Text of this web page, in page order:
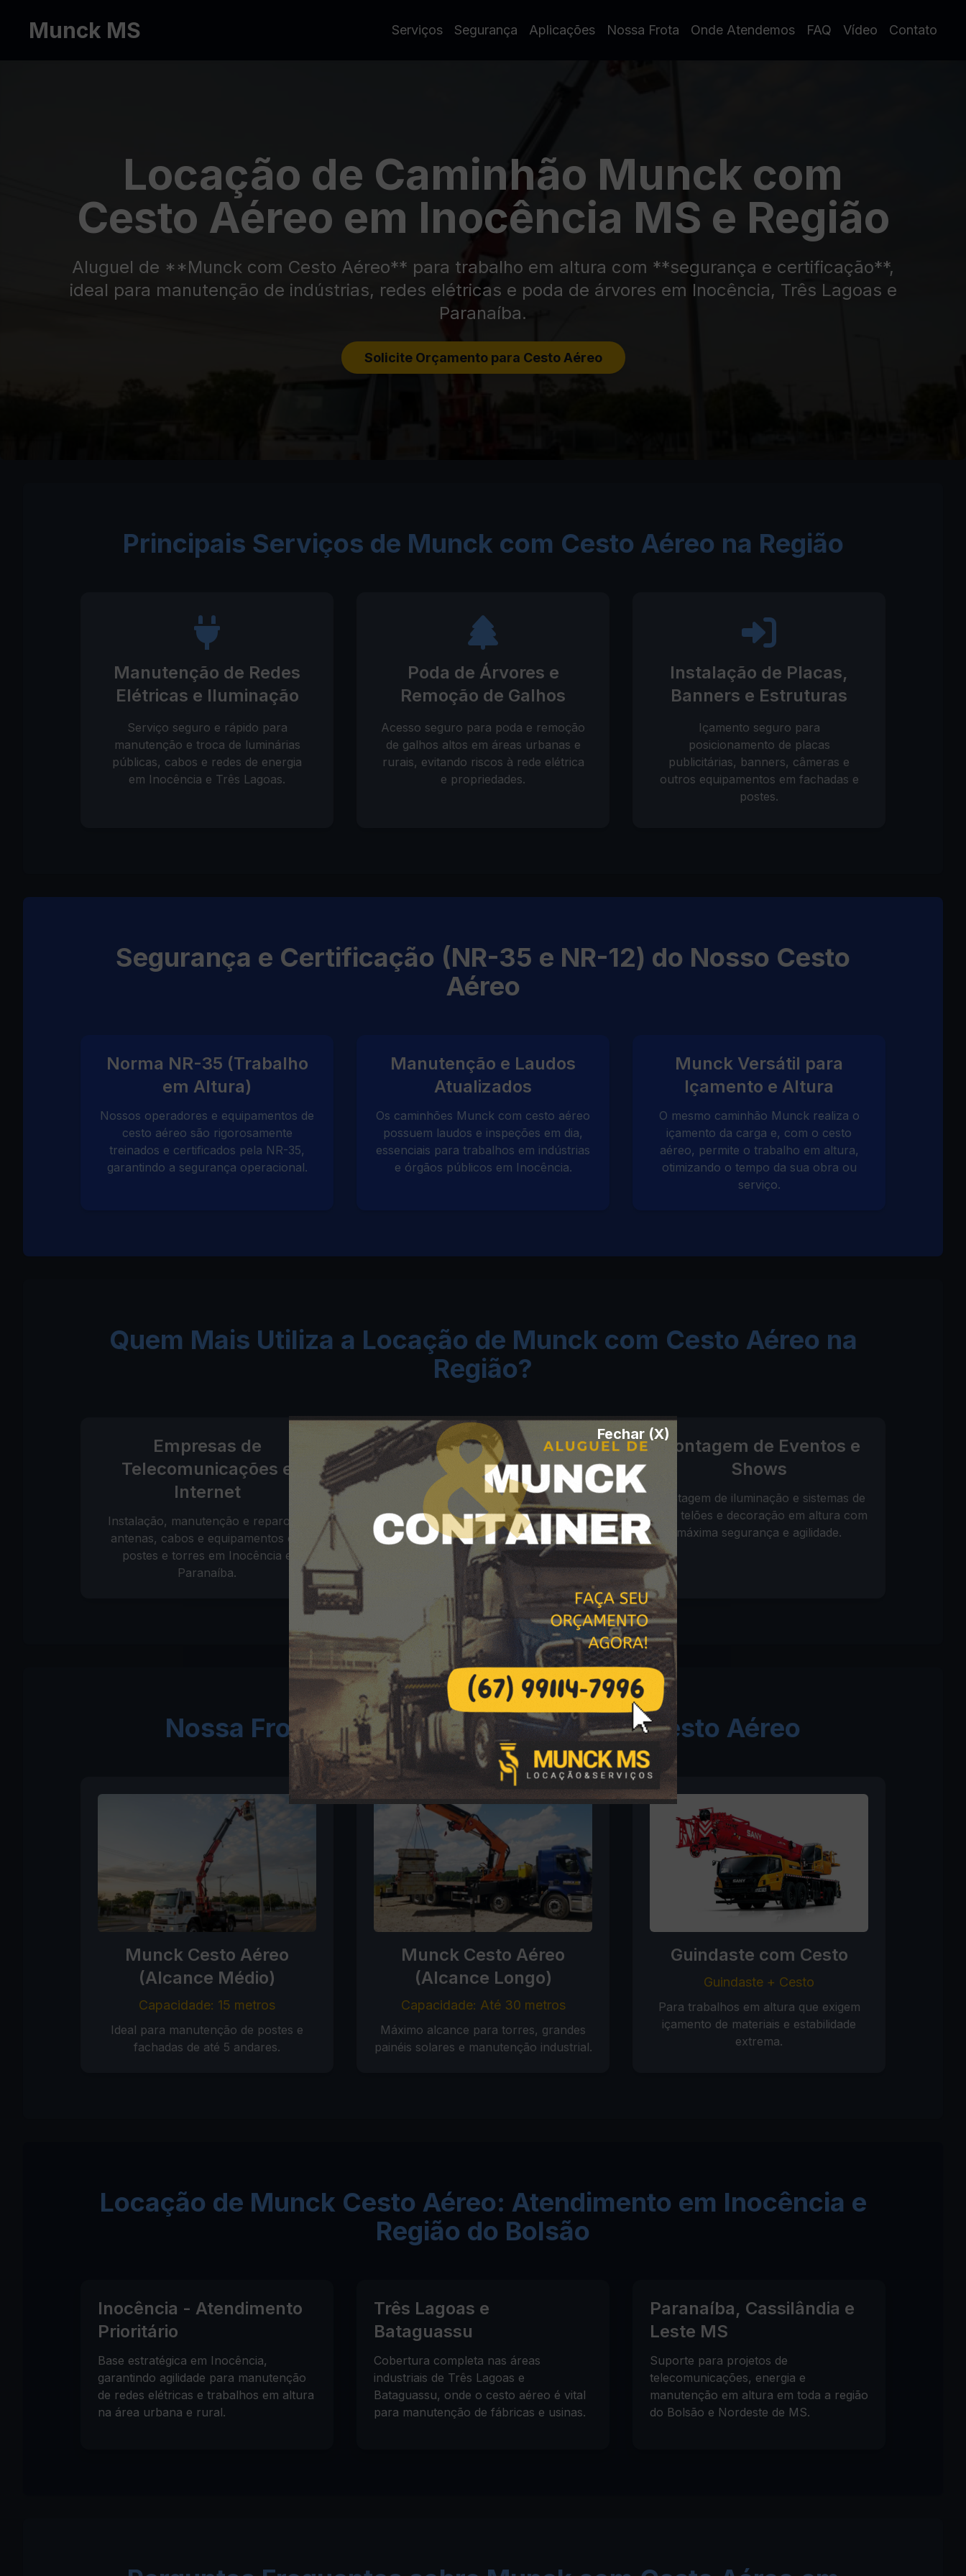
Munck MS Serviços Segurança Aplicações Nossa Frota Onde Atendemos FAQ Vídeo Contato
Locação de Caminhão Munck com
Cesto Aéreo em Inocência MS e Região
Aluguel de **Munck com Cesto Aéreo** para trabalho em altura com **segurança e certificação**,
ideal para manutenção de indústrias, redes elétricas e poda de árvores em Inocência, Três Lagoas e
Paranaíba.
Solicite Orçamento para Cesto Aéreo
Principais Serviços de Munck com Cesto Aéreo na Região
Manutenção de Redes
Elétricas e Iluminação
Serviço seguro e rápido para
manutenção e troca de luminárias
públicas, cabos e redes de energia
em Inocência e Três Lagoas.
Poda de Árvores e
Remoção de Galhos
Acesso seguro para poda e remoção
de galhos altos em áreas urbanas e
rurais, evitando riscos à rede elétrica
e propriedades.
Instalação de Placas,
Banners e Estruturas
Içamento seguro para
posicionamento de placas
publicitárias, banners, câmeras e
outros equipamentos em fachadas e
postes.
Segurança e Certificação (NR-35 e NR-12) do Nosso Cesto
Aéreo
Norma NR-35 (Trabalho
em Altura)
Nossos operadores e equipamentos de
cesto aéreo são rigorosamente
treinados e certificados pela NR-35,
garantindo a segurança operacional.
Manutenção e Laudos
Atualizados
Os caminhões Munck com cesto aéreo
possuem laudos e inspeções em dia,
essenciais para trabalhos em indústrias
e órgãos públicos em Inocência.
Munck Versátil para
Içamento e Altura
O mesmo caminhão Munck realiza o
içamento da carga e, com o cesto
aéreo, permite o trabalho em altura,
otimizando o tempo da sua obra ou
serviço.
Quem Mais Utiliza a Locação de Munck com Cesto Aéreo na
Região?
Empresas de
Telecomunicações e
Internet
Instalação, manutenção e reparo de
antenas, cabos e equipamentos em
postes e torres em Inocência e
Paranaíba.
Indústrias e Usinas
Inspeção, pintura e manutenção de
galpões, chaminés, silos e grandes
estruturas industriais em Bataguassu e
Três Lagoas.
Montagem de Eventos e
Shows
Montagem de iluminação e sistemas de
som, telões e decoração em altura com
máxima segurança e agilidade.
Nossa Frota de Caminhão Munck com Cesto Aéreo
Munck Cesto Aéreo
(Alcance Médio)
Capacidade: 15 metros
Ideal para manutenção de postes e
fachadas de até 5 andares.
Munck Cesto Aéreo
(Alcance Longo)
Capacidade: Até 30 metros
Máximo alcance para torres, grandes
painéis solares e manutenção industrial.
Guindaste com Cesto
Guindaste + Cesto
Para trabalhos em altura que exigem
içamento de materiais e estabilidade
extrema.
Locação de Munck Cesto Aéreo: Atendimento em Inocência e
Região do Bolsão
Inocência - Atendimento
Prioritário
Base estratégica em Inocência,
garantindo agilidade para manutenção
de redes elétricas e trabalhos em altura
na área urbana e rural.
Três Lagoas e
Bataguassu
Cobertura completa nas áreas
industriais de Três Lagoas e
Bataguassu, onde o cesto aéreo é vital
para manutenção de fábricas e usinas.
Paranaíba, Cassilândia e
Leste MS
Suporte para projetos de
telecomunicações, energia e
manutenção em altura em toda a região
do Bolsão e Nordeste de MS.
Fechar (X)